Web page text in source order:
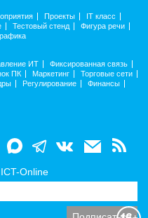
Проекты
IT класс
Тестовый стенд
Фигура речи
ИТ
Фиксированная связь
ПК Маркетинг
Торговые сети
Регулирование
Финансы
Online